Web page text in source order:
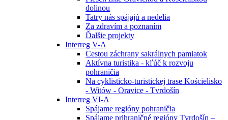
dolinou
Tatry nás spájajú a nedelia
Za zdravím a poznaním
Ďalšie projekty
Interreg V-A
Cestou záchrany sakrálnych pamiatok
Aktívna turistika - kľúč k rozvoju
pohraničia
Na cyklisticko-turistickej trase Kościelisko
- Witów - Oravice - Tvrdošín
Interreg VI-A
Spájame regióny pohraničia
Spájame prihraničné regióny Tvrdošín –